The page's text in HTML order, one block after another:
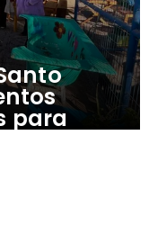
para
de